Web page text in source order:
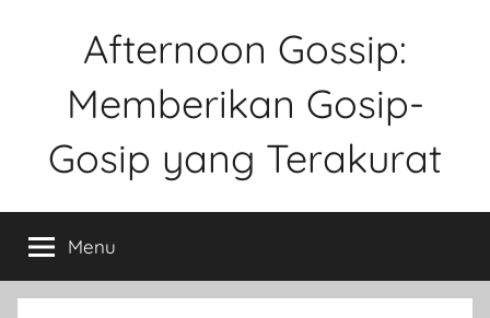
Afternoon Gossip:
Memberikan Gosip-
Gosip yang Terakurat
Tentang
Ke
Gosipan
Menu